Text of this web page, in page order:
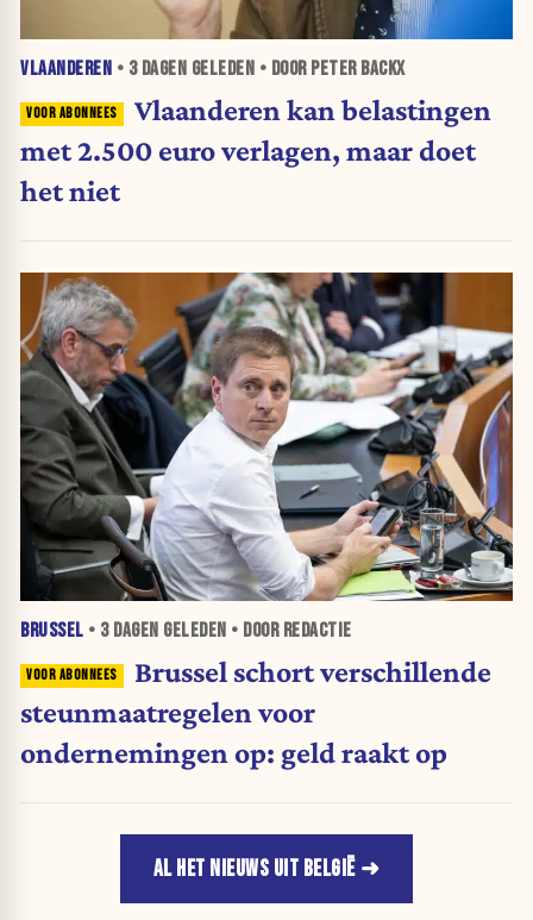
VLAANDEREN • 3 DAGEN GELEDEN • DOOR PETER BACKX
Vlaanderen kan belastingen
met 2.500 euro verlagen, maar doet
het niet
BRUSSEL • 3 DAGEN GELEDEN • DOOR REDACTIE
Brussel schort verschillende
steunmaatregelen voor
ondernemingen op: geld raakt op
AL HET NIEUWS UIT BELGIË